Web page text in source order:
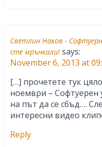
Светлин Наков -
сте мрънкали! says:
November 6, 2013 at
[…] прочетете тук
ноември – Софтуерен
на път да се сбъд….
интересни видео
Reply